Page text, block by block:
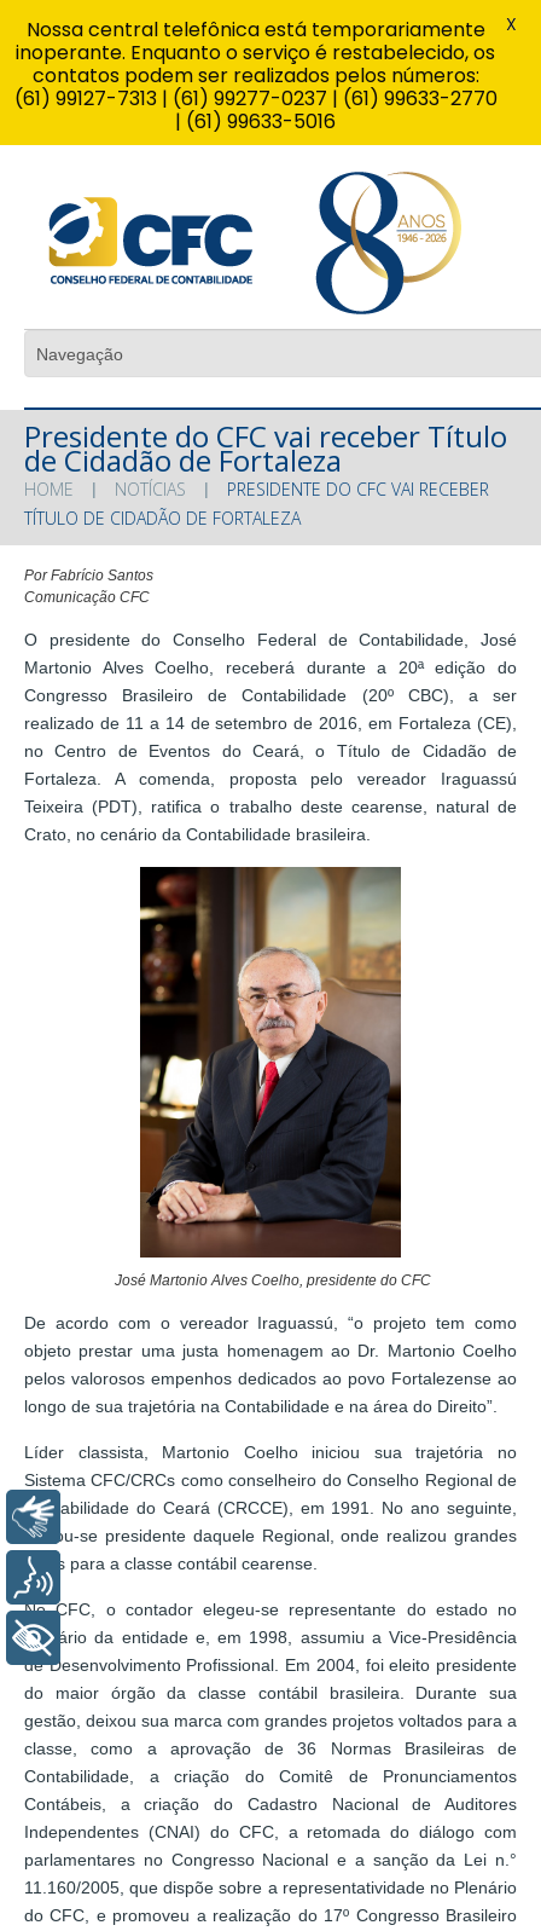
Presidente do CFC vai receber Título
de Cidadão de Fortaleza
HOME NOTÍCIAS
PRESIDENTE DO CFC VAI RECEBER
TÍTULO DE CIDADÃO DE FORTALEZA
Por Fabrício Santos
Comunicação CFC
O presidente do Conselho Federal de Contabilidade, José
Martonio Alves Coelho, receberá durante a 20ª edição do
Congresso Brasileiro de Contabilidade (20º CBC), a ser
realizado de 11 a 14 de setembro de 2016, em Fortaleza (CE),
no Centro de Eventos do Ceará, o Título de Cidadão de
Fortaleza. A comenda, proposta pelo vereador Iraguassú
Teixeira (PDT), ratifica o trabalho deste cearense, natural de
Crato, no cenário da Contabilidade brasileira.
José Martonio Alves Coelho, presidente do CFC
De acordo com o vereador Iraguassú, “o projeto tem como
objeto prestar uma justa homenagem ao Dr. Martonio Coelho
pelos valorosos empenhos dedicados ao povo Fortalezense ao
longo de sua trajetória na Contabilidade e na área do Direito”.
Líder classista, Martonio Coelho iniciou sua trajetória no
Sistema CFC/CRCs como conselheiro do Conselho Regional de
Contabilidade do Ceará (CRCCE), em 1991. No ano seguinte,
tornou-se presidente daquele Regional, onde realizou grandes
feitos para a classe contábil cearense.
No CFC, o contador elegeu-se representante do estado no
Plenário da entidade e, em 1998, assumiu a Vice-Presidência
de Desenvolvimento Profissional. Em 2004, foi eleito presidente
do maior órgão da classe contábil brasileira. Durante sua
gestão, deixou sua marca com grandes projetos voltados para a
classe, como a aprovação de 36 Normas Brasileiras de
Contabilidade, a criação do Comitê de Pronunciamentos
Contábeis, a criação do Cadastro Nacional de Auditores
Independentes (CNAI) do CFC, a retomada do diálogo com
parlamentares no Congresso Nacional e a sanção da Lei n.°
11.160/2005, que dispõe sobre a representatividade no Plenário
do CFC, e promoveu a realização do 17º Congresso Brasileiro
Nossa central telefônica está temporariamente
inoperante. Enquanto o serviço é restabelecido, os
contatos podem ser realizados pelos números:
(61) 99127-7313 | (61) 99277-0237 | (61) 99633-2770
| (61) 99633-5016
X
Libras
+ Acessibilidade